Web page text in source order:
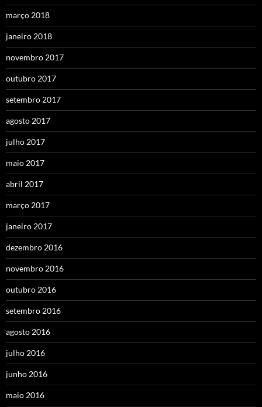
março 2018
janeiro 2018
novembro 2017
outubro 2017
setembro 2017
agosto 2017
julho 2017
maio 2017
abril 2017
março 2017
janeiro 2017
dezembro 2016
novembro 2016
outubro 2016
setembro 2016
agosto 2016
julho 2016
junho 2016
maio 2016